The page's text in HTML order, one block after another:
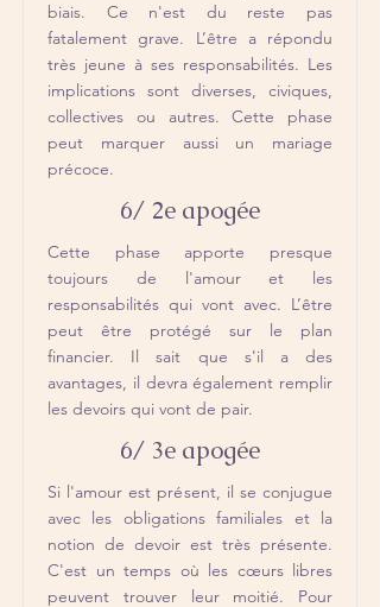
biais. Ce n'est du reste pas
fatalement grave. L’être a répondu
très jeune à ses responsabilités. Les
implications sont diverses, civiques,
collectives ou autres. Cette phase
peut marquer aussi un mariage
précoce.
6/ 2e apogée
Cette phase apporte presque
toujours de l'amour et les
responsabilités qui vont avec. L’être
peut être protégé sur le plan
financier. Il sait que s'il a des
avantages, il devra également remplir
les devoirs qui vont de pair.
6/ 3e apogée
Si l'amour est présent, il se conjugue
avec les obligations familiales et la
notion de devoir est très présente.
C'est un temps où les cœurs libres
peuvent trouver leur moitié. Pour